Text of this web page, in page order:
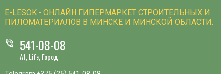
E-LESOK - ОНЛАЙН ГИПЕРМАРКЕТ СТРОИТЕЛЬНЫХ И
ПИЛОМАТЕРИАЛОВ В МИНСКЕ И МИНСКОЙ ОБЛАСТИ.
phone_in_talk 541-08-08
A1, Life, Город